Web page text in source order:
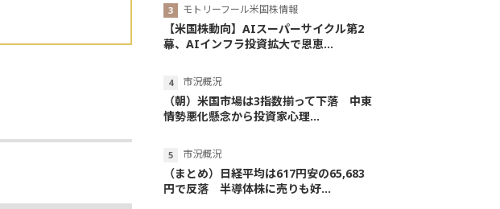
モトリーフール米国株情報
【米国株動向】AIスーパーサイクル第2
幕、AIインフラ投資拡大で恩恵...
市況概況
（朝）米国市場は3指数揃って下落 中東
情勢悪化懸念から投資家心理...
市況概況
（まとめ）日経平均は617円安の65,683
円で反落 半導体株に売りも好...